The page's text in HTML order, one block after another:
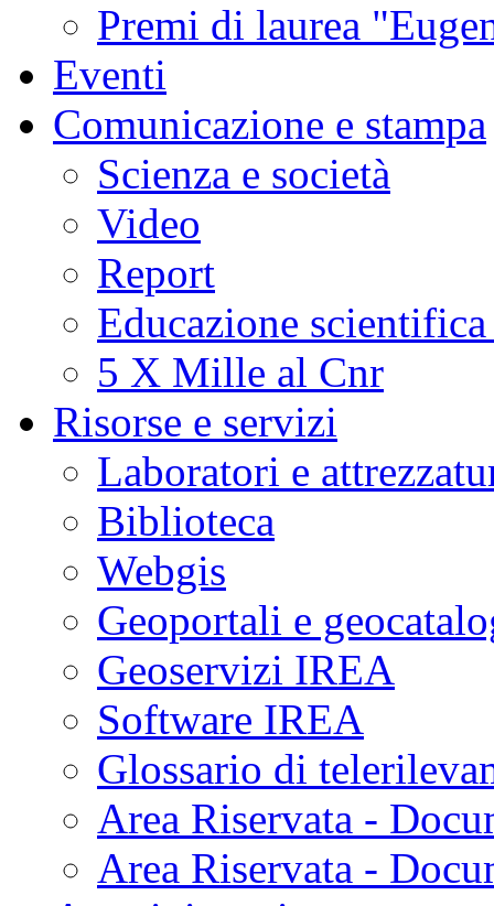
Premi di laurea
Eventi
Comunicazione e stampa
Scienza e società
Video
Report
Educazione
5 X Mille al Cnr
Risorse e servizi
Laboratori e
Biblioteca
Webgis
Geoportali e
Geoservizi IREA
Software IREA
Glossario di
Area Riservata -
Area Riservata -